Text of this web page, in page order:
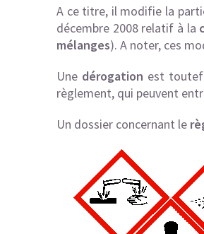
A ce titre, il modifie la
décembre 2008 relatif à la
mélanges). A noter, ces
Une dérogation est
règlement, qui peuvent
Un dossier concernant le